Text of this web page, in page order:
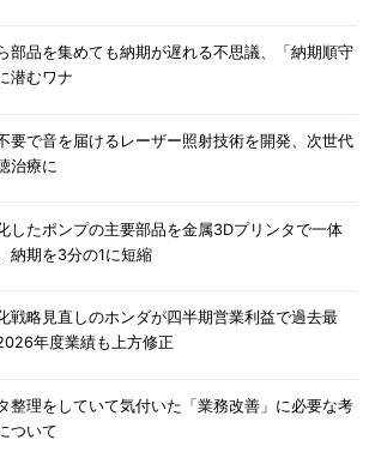
部品を集めても納期が遅れる不思議、「納期順守
潜むワナ
要で音を届けるレーザー照射技術を開発、次世代
治療に
したポンプの主要部品を金属3Dプリンタで一体
納期を3分の1に短縮
戦略見直しのホンダが四半期営業利益で過去最
年度業績も上方修正
整理をしていて気付いた「業務改善」に必要な考
ついて